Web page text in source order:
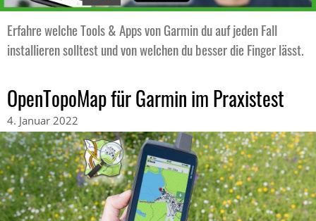
Erfahre welche Tools & Apps von Garmin du auf jeden Fall
installieren solltest und von welchen du besser die Finger lässt.
OpenTopoMap für Garmin im Praxistest
4. Januar 2022